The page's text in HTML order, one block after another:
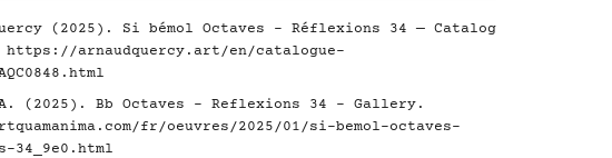
(2025). Si bémol Octaves - Réflexions 34 — Catalog
https://arnaudquercy.art/en/catalogue-
(2025). Bb Octaves - Reflexions 34 - Gallery.
fr/oeuvres/2025/01/si-bemol-octaves-
34_9e0.html